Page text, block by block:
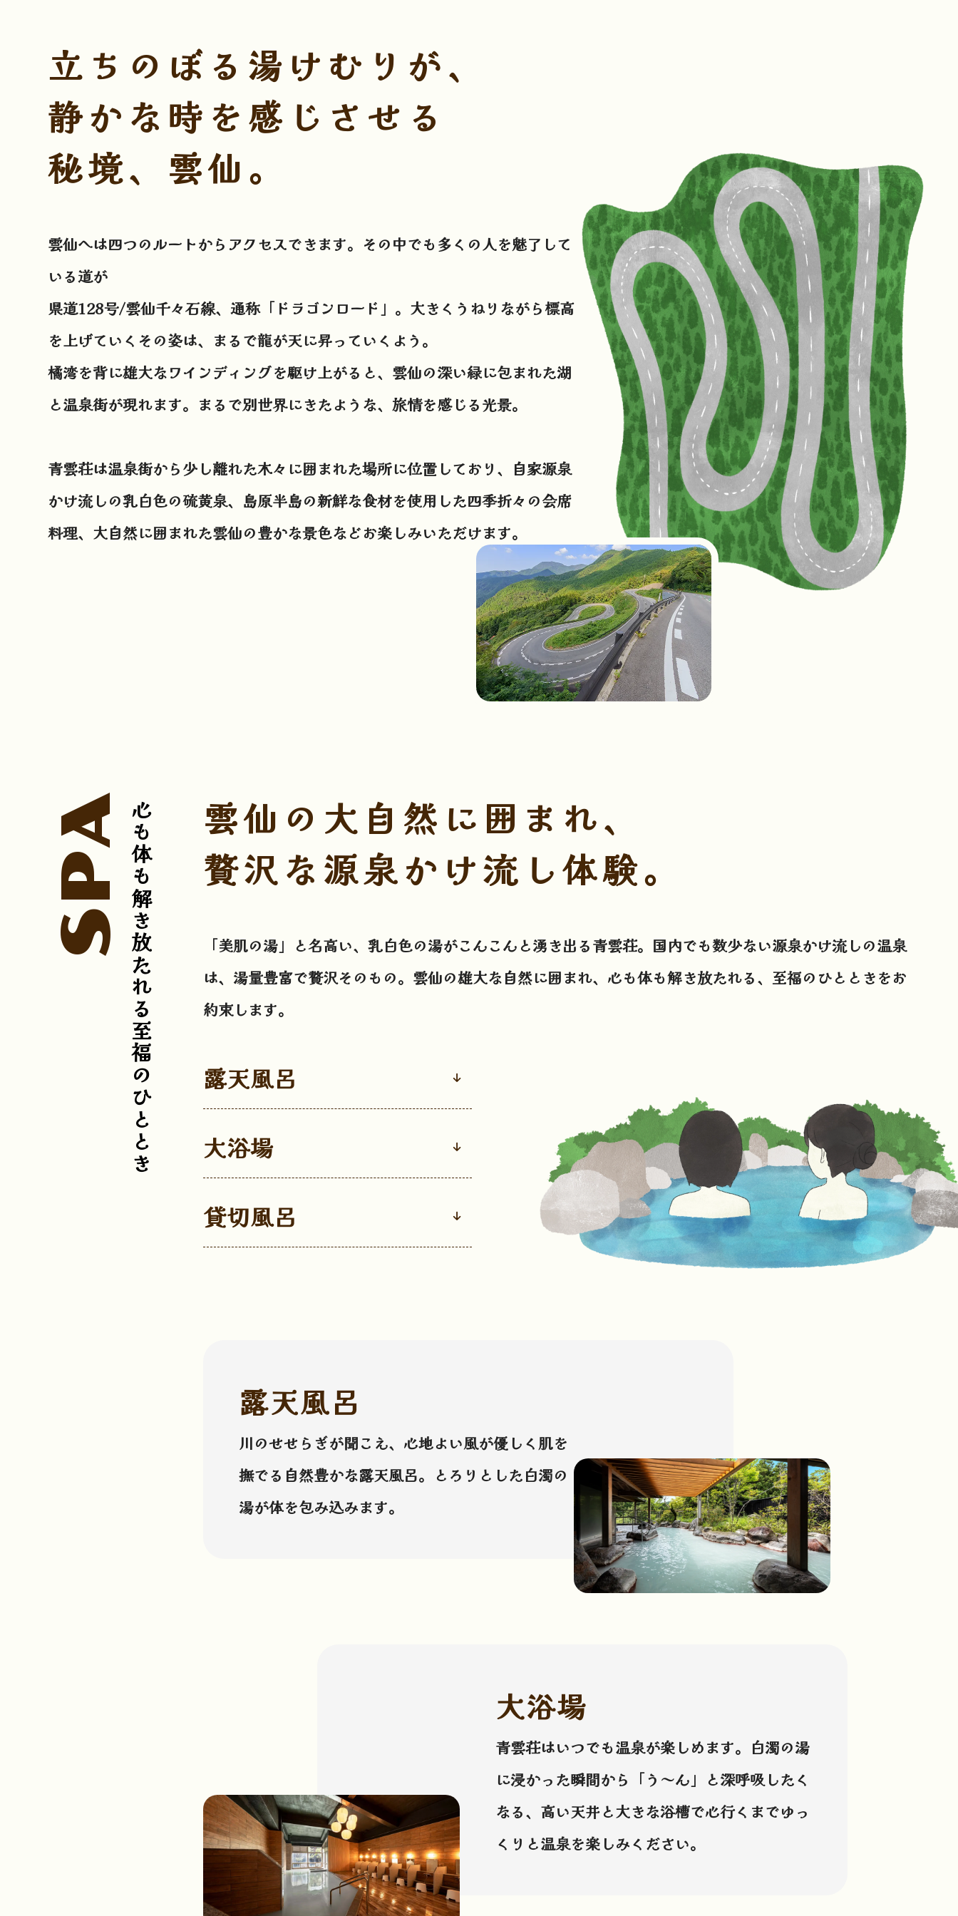
立ちのぼる湯けむりが、
静かな時を感じさせる
秘境、雲仙。
雲仙へは四つのルートからアクセスできます。その中でも多くの人を魅了して
いる道が
県道128号/雲仙千々石線、通称「ドラゴンロード」。 大きくうねりながら標高
を上げていくその姿は、まるで龍が天に昇っていくよう。
橘湾を背に雄大なワインディングを駆け上がると、雲仙の深い緑に包まれた湖
と温泉街が現れます。 まるで別世界にきたような、旅情を感じる光景。
青雲荘は温泉街から少し離れた木々に囲まれた場所に位置しており、 自家源泉
かけ流しの乳白色の硫黄泉、島原半島の新鮮な食材を使用した四季折々の会席
料理、 大自然に囲まれた雲仙の豊かな景色などお楽しみいただけます。
SPA心も体も解き放たれる至福のひととき
雲仙の大自然に囲まれ、
贅沢な源泉かけ流し体験。
「美肌の湯」と名高い、乳白色の湯がこんこんと湧き出る青雲荘。国内でも数少ない源泉かけ流しの温泉
は、湯量豊富で贅沢そのもの。雲仙の雄大な自然に囲まれ、心も体も解き放たれる、至福のひとときをお
約束します。
露天風呂
大浴場
貸切風呂
露天風呂
川のせせらぎが聞こえ、心地よい風が優しく肌を
撫でる自然豊かな露天風呂。とろりとした白濁の
湯が体を包み込みます。
大浴場
青雲荘はいつでも温泉が楽しめます。白濁の湯
に浸かった瞬間から「う～ん」と深呼吸したく
なる、高い天井と大きな浴槽で心行くまでゆっ
くりと温泉を楽しみください。